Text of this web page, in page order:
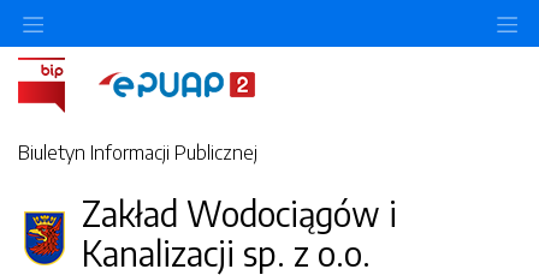
Biuletyn Informacji Publicznej
Zakład Wodociągów i
Kanalizacji sp. z o.o.